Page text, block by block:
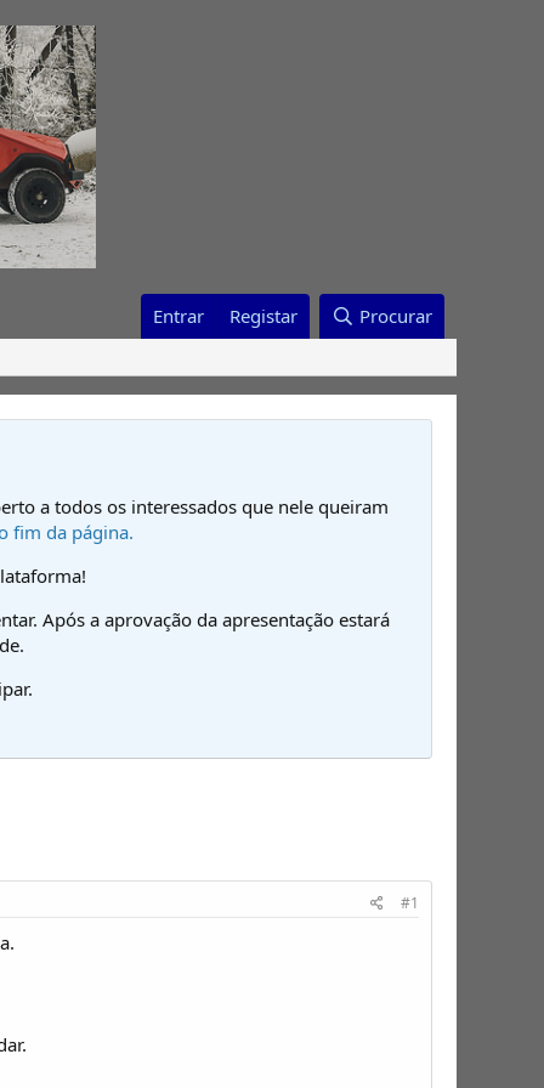
Entrar Registar Procurar
a todos os interessados que nele queiram
fim da página.
Após a aprovação da apresentação estará
#1